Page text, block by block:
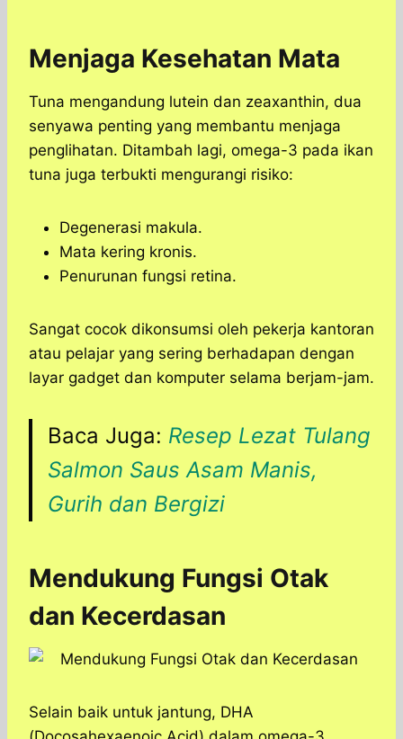
Menjaga Kesehatan Mata
Tuna mengandung lutein dan zeaxanthin, dua
senyawa penting yang membantu menjaga
penglihatan. Ditambah lagi, omega-3 pada ikan
tuna juga terbukti mengurangi risiko:
Degenerasi makula.
Mata kering kronis.
Penurunan fungsi retina.
Sangat cocok dikonsumsi oleh pekerja kantoran
atau pelajar yang sering berhadapan dengan
layar gadget dan komputer selama berjam-jam.
Baca Juga: Resep Lezat Tulang
Salmon Saus Asam Manis,
Gurih dan Bergizi
Mendukung Fungsi Otak
dan Kecerdasan
Selain baik untuk jantung, DHA